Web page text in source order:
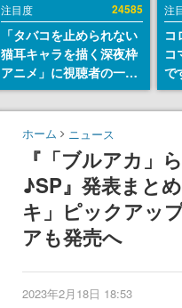
注目度 24585
「タバコを止められない
猫耳キャラを描く深夜枠
アニメ」に視聴者の一部
から批判意見。違法薬物
の使用と思わしき描写も
含めて、BPOが議論を交
注
コ
コ
で
ト
侘
ホーム ニュース
『「ブルアカ」
♪SP』発表まと
キ」ピックアッ
アも発売へ
2023年2月18日 18:53